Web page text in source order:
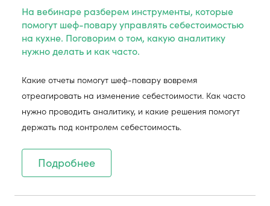
На вебинаре разберем инструменты, которые
помогут шеф-повару управлять себестоимостью
на кухне. Поговорим о том, какую аналитику
нужно делать и как часто.
Какие отчеты помогут шеф-повару вовремя
отреагировать на изменение себестоимости. Как часто
нужно проводить аналитику, и какие решения помогут
держать под контролем себестоимость.
Подробнее